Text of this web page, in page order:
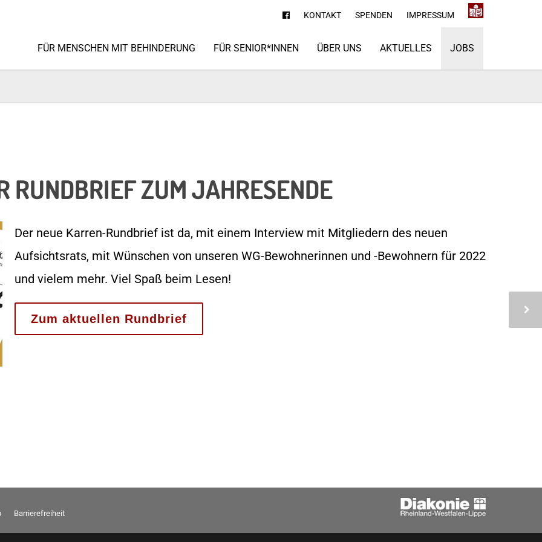
KONTAKT SPENDEN IMPRESSUM
FÜR MENSCHEN MIT BEHINDERUNG FÜR SENIOR*INNEN ÜBER UNS AKTUELLES JOBS
RUNDBRIEF ZUM JAHRESENDE
Der neue Karren-Rundbrief ist da, mit einem Interview mit Mitgliedern des neuen
Aufsichtsrats, mit Wünschen von unseren WG-Bewohnerinnen und -Bewohnern für 2022
und vielem mehr. Viel Spaß beim Lesen!
Zum aktuellen Rundbrief
Barrierefreiheit